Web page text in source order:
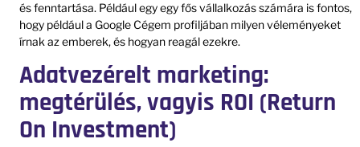
és fenntartása. Például egy egy fős vállalkozás számára is fontos,
hogy például a Google Cégem profiljában milyen véleményeket
írnak az emberek, és hogyan reagál ezekre.
Adatvezérelt marketing:
megtérülés, vagyis ROI (Return
On Investment)